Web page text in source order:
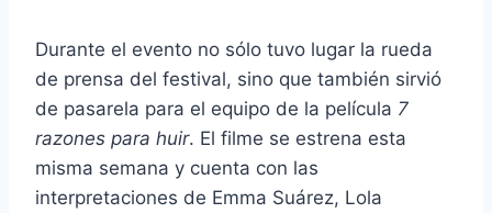
Durante el evento no sólo tuvo lugar la rueda
de prensa del festival, sino que también sirvió
de pasarela para el equipo de la película 7
razones para huir. El filme se estrena esta
misma semana y cuenta con las
interpretaciones de Emma Suárez, Lola